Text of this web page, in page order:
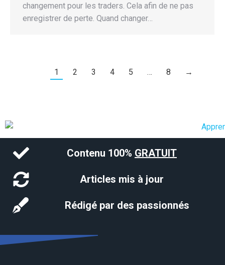
changement pour les traders. Cela afin de ne pas
enregistrer de perte. Quand changer…
1 2 3 4 5 … 8 →
Contenu 100% GRATUIT
Articles mis à jour
Rédigé par des passionnés